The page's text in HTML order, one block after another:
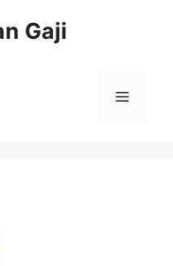
Gaji
Menu